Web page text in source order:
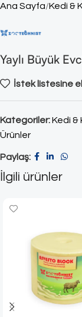
Ana Sayfa Kedi &
Yaylı Büyük
İstek listesine
Kategoriler:Kedi &
Ürünler
Paylaş:
İlgili ürünler